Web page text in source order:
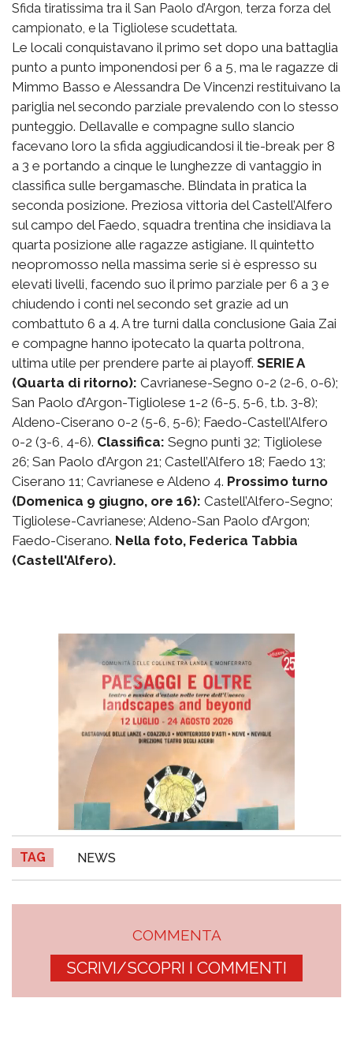
Sfida tiratissima tra il San Paolo d’Argon, terza forza del
campionato, e la Tigliolese scudettata.
Le locali conquistavano il primo set dopo una battaglia
punto a punto imponendosi per 6 a 5, ma le ragazze di
Mimmo Basso e Alessandra De Vincenzi restituivano la
pariglia nel secondo parziale prevalendo con lo stesso
punteggio. Dellavalle e compagne sullo slancio
facevano loro la sfida aggiudicandosi il tie-break per 8
a 3 e portando a cinque le lunghezze di vantaggio in
classifica sulle bergamasche. Blindata in pratica la
seconda posizione. Preziosa vittoria del Castell’Alfero
sul campo del Faedo, squadra trentina che insidiava la
quarta posizione alle ragazze astigiane. Il quintetto
neopromosso nella massima serie si è espresso su
elevati livelli, facendo suo il primo parziale per 6 a 3 e
chiudendo i conti nel secondo set grazie ad un
combattuto 6 a 4. A tre turni dalla conclusione Gaia Zai
e compagne hanno ipotecato la quarta poltrona,
ultima utile per prendere parte ai playoff. SERIE A
(Quarta di ritorno): Cavrianese-Segno 0-2 (2-6, 0-6);
San Paolo d’Argon-Tigliolese 1-2 (6-5, 5-6, t.b. 3-8);
Aldeno-Ciserano 0-2 (5-6, 5-6); Faedo-Castell’Alfero
0-2 (3-6, 4-6). Classifica: Segno punti 32; Tigliolese
26; San Paolo d’Argon 21; Castell’Alfero 18; Faedo 13;
Ciserano 11; Cavrianese e Aldeno 4. Prossimo turno
(Domenica 9 giugno, ore 16): Castell’Alfero-Segno;
Tigliolese-Cavrianese; Aldeno-San Paolo d’Argon;
Faedo-Ciserano. Nella foto, Federica Tabbia
(Castell'Alfero).
TAG NEWS
COMMENTA
SCRIVI/SCOPRI I COMMENTI